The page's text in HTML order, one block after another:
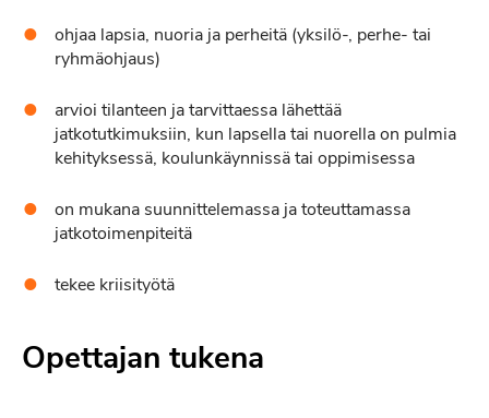
ohjaa lapsia, nuoria ja perheitä (yksilö-, perhe- tai
ryhmäohjaus)
arvioi tilanteen ja tarvittaessa lähettää
jatkotutkimuksiin, kun lapsella tai nuorella on pulmia
kehityksessä, koulunkäynnissä tai oppimisessa
on mukana suunnittelemassa ja toteuttamassa
jatkotoimenpiteitä
tekee kriisityötä
Opettajan tukena